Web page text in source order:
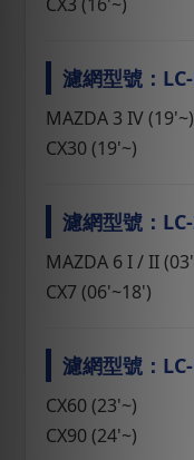
濾網型號：
MAZDA 3 IV (19'~)
CX30 (19'~)
濾網型號：
MAZDA 6 I / II
CX7 (06'~18')
濾網型號：
CX60 (23'~)
CX90 (24'~)